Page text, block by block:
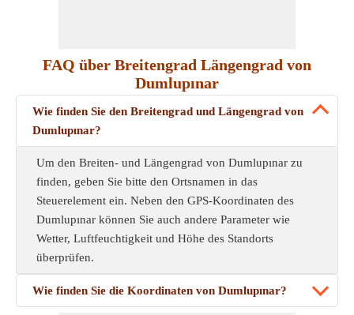
FAQ über Breitengrad Längengrad von
Dumlupınar
Wie finden Sie den Breitengrad und Längengrad von
Dumlupınar?
Um den Breiten- und Längengrad von Dumlupınar zu
finden, geben Sie bitte den Ortsnamen in das
Steuerelement ein. Neben den GPS-Koordinaten des
Dumlupınar können Sie auch andere Parameter wie
Wetter, Luftfeuchtigkeit und Höhe des Standorts
überprüfen.
Wie finden Sie die Koordinaten von Dumlupınar?